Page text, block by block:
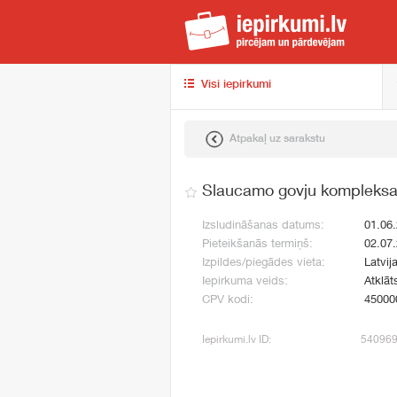
Visi iepirkumi
Atpakaļ uz sarakstu
Slaucamo govju
Izsludināšanas datums:
Pieteikšanās termiņš:
Izpildes/piegādes vieta:
Iepirkuma veids:
CPV kodi:
Iepirkumi.lv ID: